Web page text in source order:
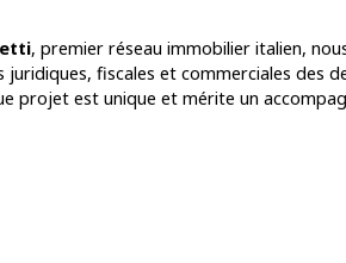
, premier réseau immobilier italien,
fiscales et commerciales des
projet est unique et mérite un